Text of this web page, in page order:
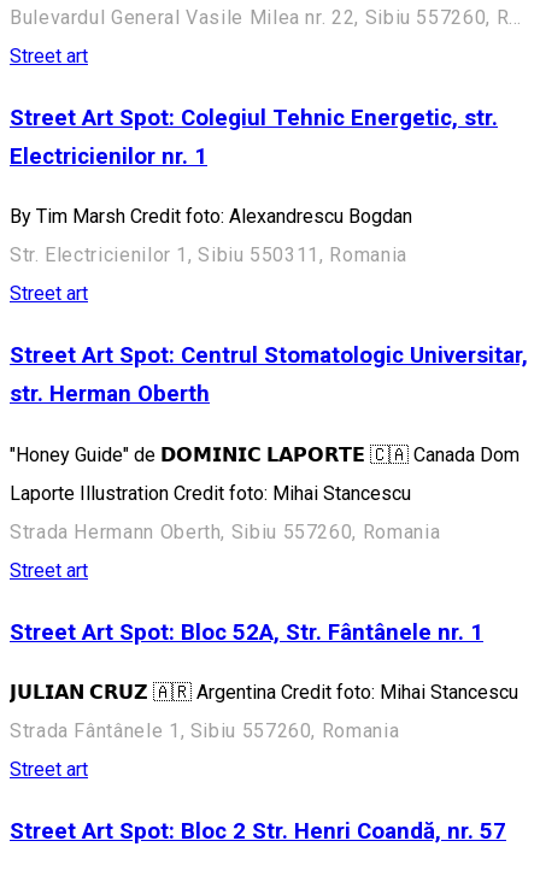
Bulevardul General Vasile Milea nr. 22, Sibiu 557260, Romania
Street art
Street Art Spot: Colegiul Tehnic Energetic, str.
Electricienilor nr. 1
By Tim Marsh Credit foto: Alexandrescu Bogdan
Str. Electricienilor 1, Sibiu 550311, Romania
Street art
Street Art Spot: Centrul Stomatologic Universitar,
str. Herman Oberth
"Honey Guide" de 𝗗𝗢𝗠𝗜𝗡𝗜𝗖 𝗟𝗔𝗣𝗢𝗥𝗧𝗘 🇨🇦 Canada Dom
Laporte Illustration Credit foto: Mihai Stancescu
Strada Hermann Oberth, Sibiu 557260, Romania
Street art
Street Art Spot: Bloc 52A, Str. Fântânele nr. 1
𝗝𝗨𝗟𝗜𝗔𝗡 𝗖𝗥𝗨𝗭 🇦🇷 Argentina Credit foto: Mihai Stancescu
Strada Fântânele 1, Sibiu 557260, Romania
Street art
Street Art Spot: Bloc 2 Str. Henri Coandă, nr. 57